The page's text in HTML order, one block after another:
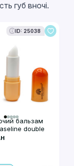
губ вночі.
ID: 25038
бальзам
double
lip balm,